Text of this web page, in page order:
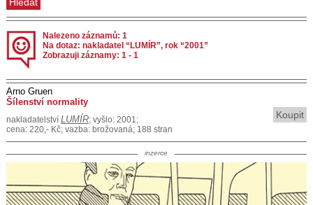
Nalezeno záznamů: 1
Na dotaz: nakladatel “LUMÍR”, rok “2001”
Zobrazuji záznamy: 1 - 1
Koupit
Arno Gruen
Šílenství normality
nakladatelství LUMÍR; vyšlo: 2001;
cena: 220,- Kč; vazba: brožovaná; 188 stran
inzerce